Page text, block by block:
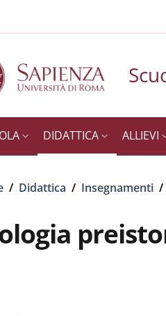
DIDATTICA ALLIEVI
di pane
/ Didattica / Insegnamenti /